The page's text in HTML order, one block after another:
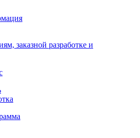
заказной разработке и